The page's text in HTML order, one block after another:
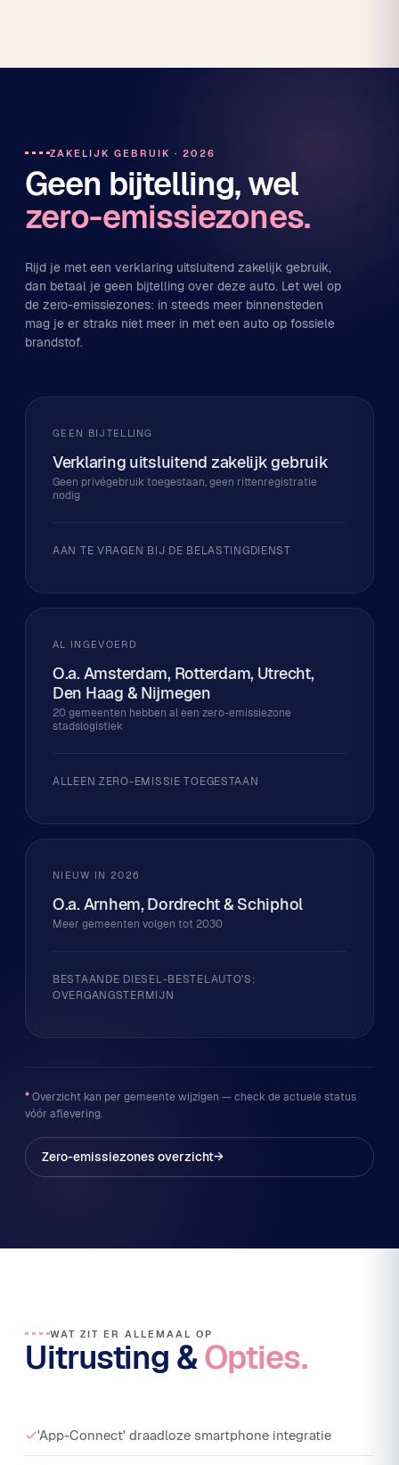
ZAKELIJK GEBRUIK · 2026
Geen bijtelling, wel
zero-emissiezones.
Rijd je met een verklaring uitsluitend zakelijk gebruik,
dan betaal je geen bijtelling over deze auto. Let wel op
de zero-emissiezones: in steeds meer binnensteden
mag je er straks niet meer in met een auto op fossiele
brandstof.
GEEN BIJTELLING
Verklaring uitsluitend zakelijk gebruik
Geen privégebruik toegestaan, geen rittenregistratie
nodig
AAN TE VRAGEN BIJ DE BELASTINGDIENST
AL INGEVOERD
O.a. Amsterdam, Rotterdam, Utrecht,
Den Haag & Nijmegen
20 gemeenten hebben al een zero-emissiezone
stadslogistiek
ALLEEN ZERO-EMISSIE TOEGESTAAN
NIEUW IN 2026
O.a. Arnhem, Dordrecht & Schiphol
Meer gemeenten volgen tot 2030
BESTAANDE DIESEL-BESTELAUTO'S:
OVERGANGSTERMIJN
*Overzicht kan per gemeente wijzigen — check de actuele status
vóór aflevering.
Zero-emissiezones overzicht→
WAT ZIT ER ALLEMAAL OP
Uitrusting &Opties.
'App-Connect' draadloze smartphone integratie